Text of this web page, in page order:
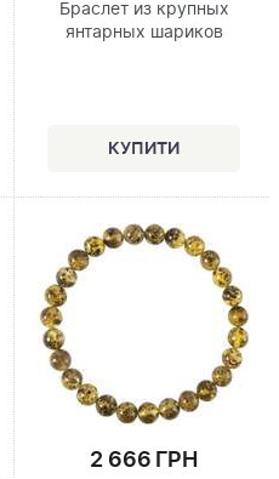
Браслет из крупных
янтарных шариков
2 666 ГРН